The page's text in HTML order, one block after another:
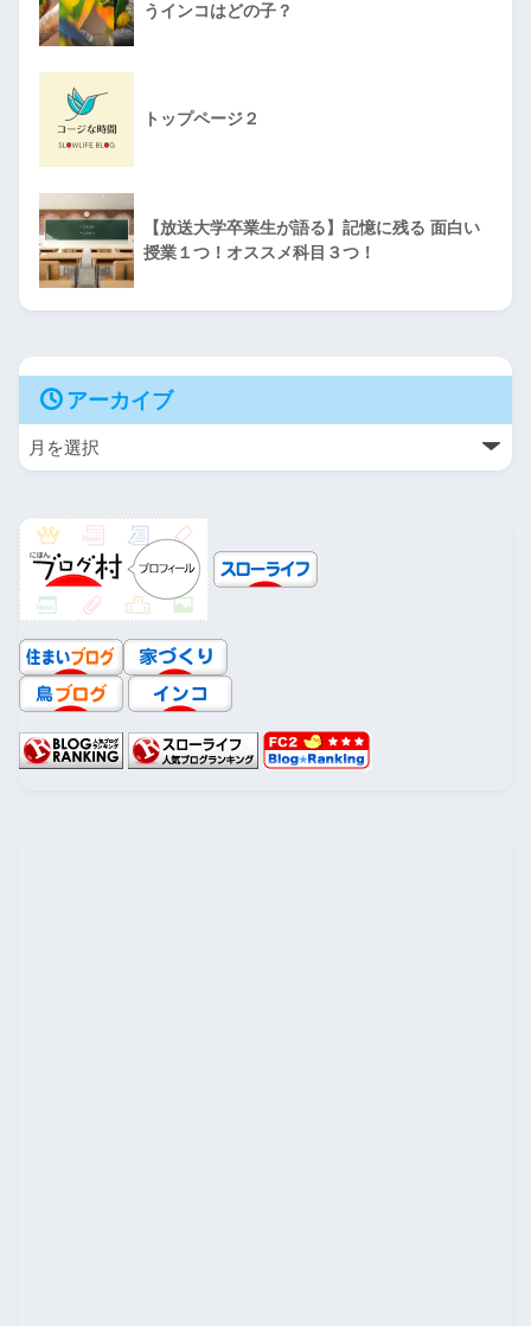
うインコはどの子？
トップページ２
【放送大学卒業生が語る】記憶に残る 面白い
授業１つ！オススメ科目３つ！
アーカイブ